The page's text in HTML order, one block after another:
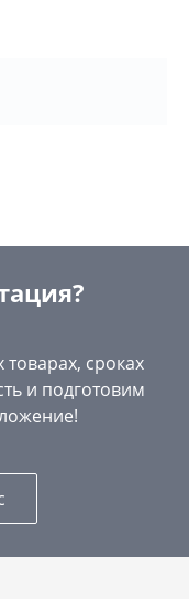
сроках
и подготовим